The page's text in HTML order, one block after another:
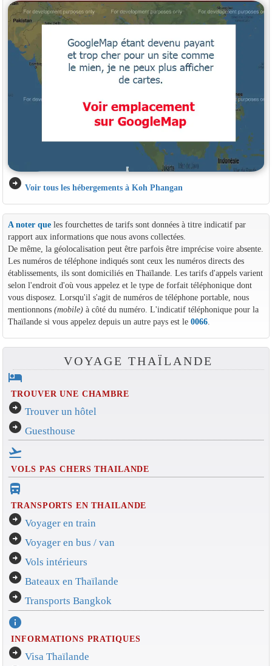
arrow_circle_right Voir tous les hébergements à Koh Phangan
A noter queles fourchettes de tarifs sont données à titre indicatif par
rapport aux informations que nous avons collectées.
De même, la géolocalisation peut être parfois être imprécise voire absente.
Les numéros de téléphone indiqués sont ceux les numéros directs des
établissements, ils sont domiciliés en Thaïlande. Les tarifs d'appels varient
selon l'endroit d'où vous appelez et le type de forfait téléphonique dont
vous disposez. Lorsqu'il s'agit de numéros de téléphone portable, nous
mentionnons (mobile)à côté du numéro. L'indicatif téléphonique pour la
Thaïlande si vous appelez depuis un autre pays est le 0066.
VOYAGE THAÏLANDE
hotel
TROUVER UNE CHAMBRE
arrow_circle_right Trouver un hôtel
arrow_circle_right Guesthouse
flight_takeoff
VOLS PAS CHERS THAILANDE
directions_bus_filled
TRANSPORTS EN THAILANDE
arrow_circle_right Voyager en train
arrow_circle_right Voyager en bus / van
arrow_circle_right Vols intérieurs
arrow_circle_right Bateaux en Thaïlande
arrow_circle_right Transports Bangkok
info
INFORMATIONS PRATIQUES
arrow_circle_right Visa Thaïlande